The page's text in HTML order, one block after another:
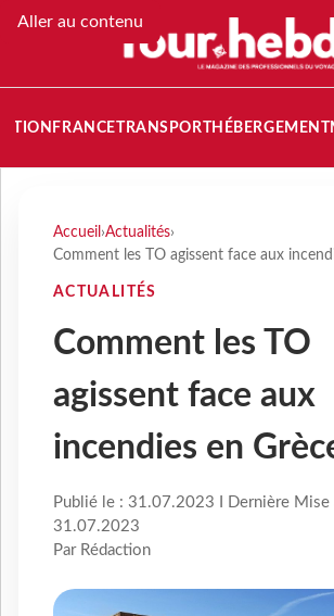
Aller au contenu
FRANCETRANSPORT HÉBERGEMENT
Accueil ›Actualités›
Comment les TO agissent face aux
ACTUALITÉS
Comment les TO
agissent face aux
incendies en
Publié le : 31.07.2023 I Dernière Mise
31.07.2023
Par Rédaction